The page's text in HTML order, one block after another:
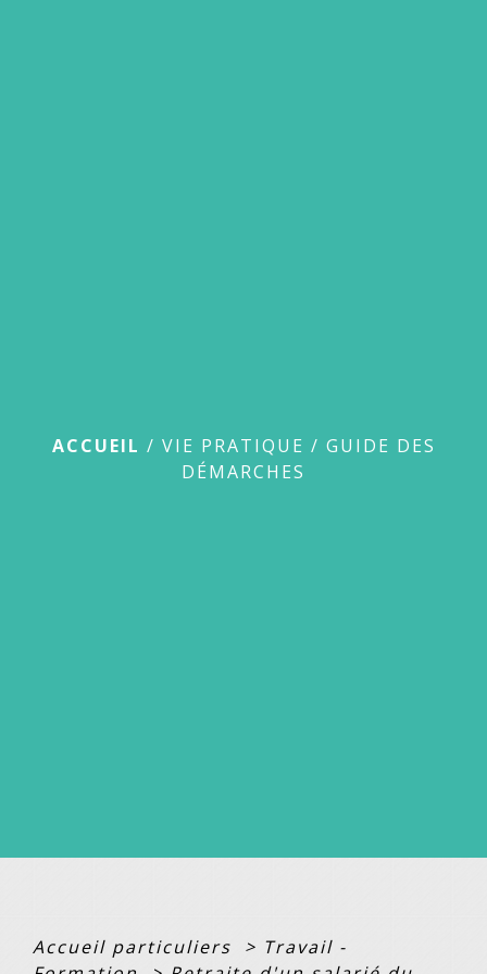
ACCUEIL / VIE PRATIQUE / GUIDE DES
DÉMARCHES
Accueil particuliers > Travail -